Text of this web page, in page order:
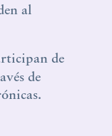
al
de
de